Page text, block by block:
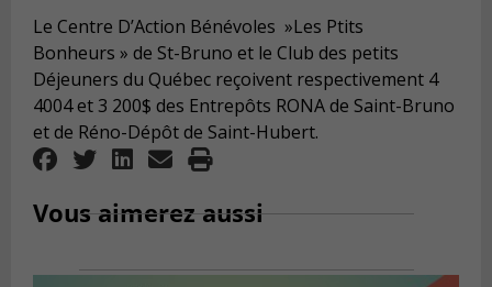
Le Centre D’Action Bénévoles »Les Ptits
Bonheurs » de St-Bruno et le Club des petits
Déjeuners du Québec reçoivent respectivement 4
4004 et 3 200$ des Entrepôts RONA de Saint-Bruno
et de Réno-Dépôt de Saint-Hubert.
Vous aimerez aussi